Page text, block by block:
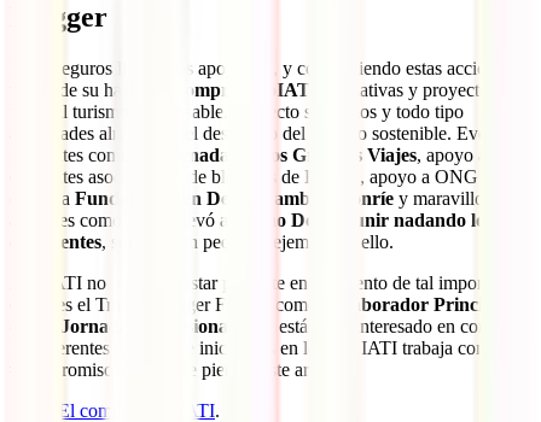
Blogger
IATI Seguros lleva años apoyando, y compartiendo estas acciones a
través de su hashtag
#compromisoIATI
, iniciativas y proyectos en
torno al turismo responsable, proyecto solidarios y todo tipo
actividades alrededor del desarrollo del turismo sostenible. Eventos
referentes como las
Jornadas de los Grandes Viajes, apoyo a las
diferentes asociaciones de bloggers de España, apoyo a ONG’s
como la Fundación Nen Deu Camboya sonríe y maravillosas
acciones como la que llevó a
Nacho Dean a unir nadando los 5
continentes, son solo un pequeño ejemplo de ello.
Así, IATI no podía no estar presente en un evento de tal importancia
como es el Travel Blogger Forum, como
Colaborador Principal
de las Jornadas Profesionales
. Si estás más interesado en conocer
los diferentes proyecto e iniciativas en las que IATI trabaja con su
#compromisoIATI, no te pierdas este artículo:
El compromiso IATI.